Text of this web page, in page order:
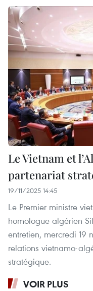
Le Vietnam et
partenariat
19/11/2025 14:45
Le Premier ministre
homologue algérien
entretien, mercredi 19
relations vietnamo-
stratégique.
VOIR PLUS